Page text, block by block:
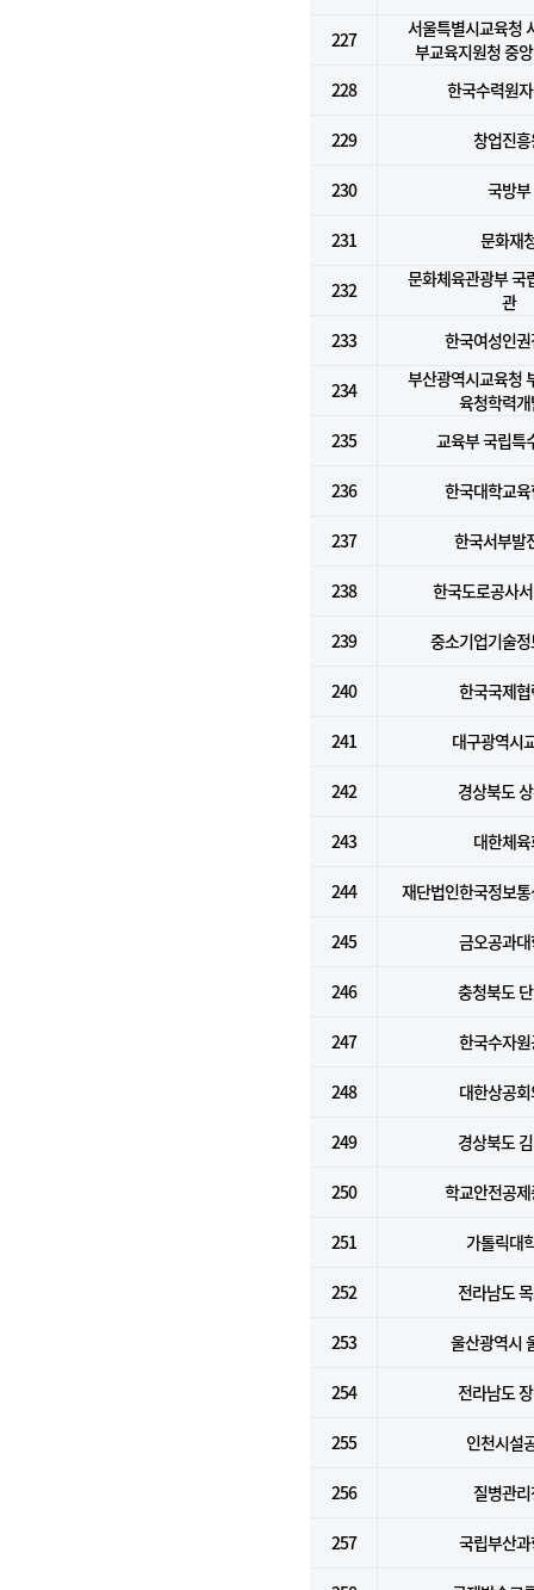
227
서울특별시교육청
부교육지원청 중
228
한국수력원
229 창업진
230 국방부
231 문화재
232
문화체육관광부 국
관
233
한국여성인
234
부산광역시교육청
육청학력
235
교육부 국립특
236 한국대학교
237 한국서부발
238 한국도로공사
239 중소기업기술
240 한국국제
241 대구광역시
242 경상북도
243 대한체
244 재단법인한국정보
245 금오공과
246 충청북도
247 한국수자
248 대한상공
249 경상북도
250 학교안전공
251 가톨릭대
252 전라남도
253 울산광역시
254 전라남도
255 인천시설
256 질병관
257 국립부산